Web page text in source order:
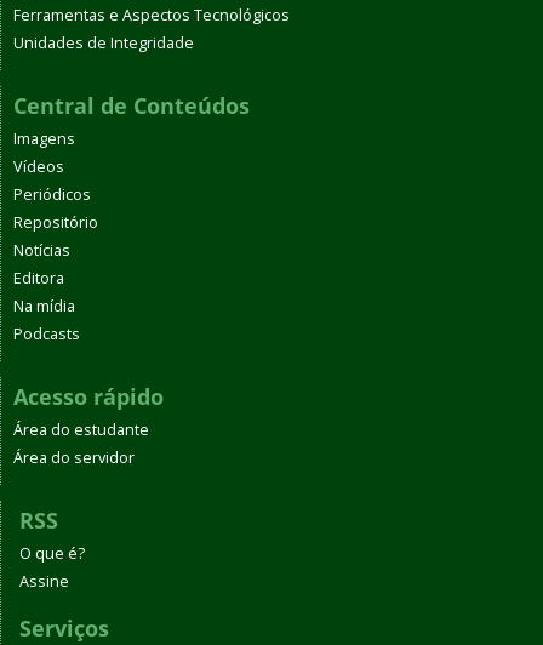
Ferramentas e Aspectos Tecnológicos
Unidades de Integridade
Central de Conteúdos
Imagens
Vídeos
Periódicos
Repositório
Notícias
Editora
Na mídia
Podcasts
Acesso rápido
Área do estudante
Área do servidor
RSS
O que é?
Assine
Serviços